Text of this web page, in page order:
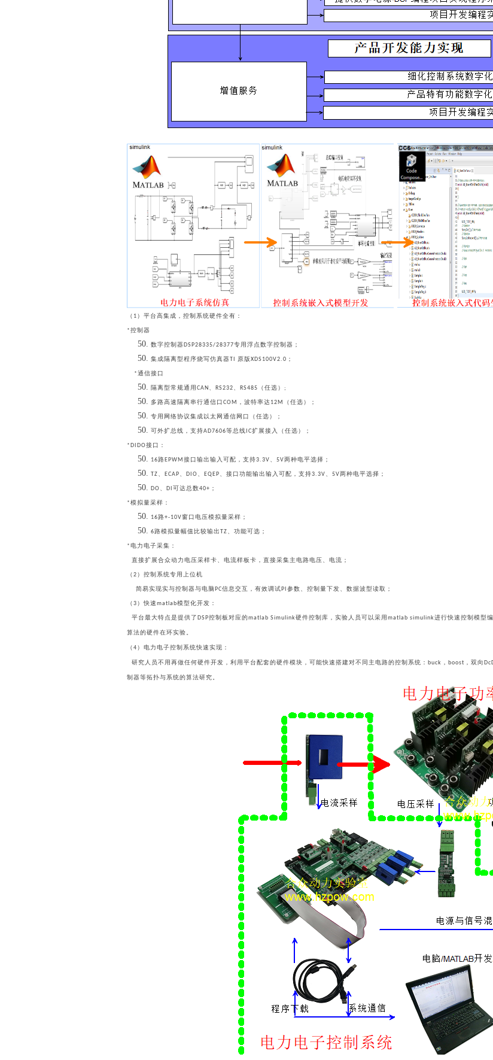
（ 1）平台高集成，控制系统硬件全有：
*控制器
数字控制器DSP28335/28377专用浮点数字控制器；
集成隔离型程序烧写仿真器TI 原版XDS100V2.0 ；
*通信接口
隔离型常规通用CAN RS232 RS485 （任选） ;
多路高速隔离串行通信口COM ，波特率达12M （任选）；
专用网络协议集成以太网通信网口（任选）；
可外扩总线，支持AD7606等总线 IC扩展接入（任选）；
*DIDO接口：
16路EPWM 接口输出输入可配，支持3.3V 5V两种电平选择；
TZ ECAP DIO EQEP 、接口功能输出输入可配，支持3.3V 5V两种电平选择；
DO DI 可达总数40+ ；
*模拟量采样：
16路+-10V窗口电压模拟量采样；
6路模拟量幅值比较输出TZ 、功能可选；
*电力电子采集：
直接扩展合众动力电压采样卡、电流样板卡，直接采集主电路电压、电流；
（2）控制系统专用上位机
简易实现实与控制器与电脑PC信息交互，有效调试 PI 参数、控制量下发、数据波型读取；
（3）快速matlab模型化开发：
平台最大特点是提供了 DSP控制板对应的matlab Simulink硬件控制库，实验人员可以采用matlab simulink进行快速控制模型
算法的硬件在环实验。
（4）电力电子控制系统快速实现：
研究人员不用再做任何硬件开发，利用平台配套的硬件模块，可能快速搭建对不同主电路的控制系统： buck boost ，双向
制器等拓扑与系统的算法研究。